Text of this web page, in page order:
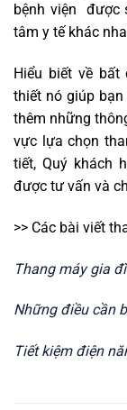
bệnh viện được
tâm y tế khác
Hiểu biết về
thiết nó giúp
thêm những
vực lựa chọn
tiết, Quý khách
được tư vấn và
>> Các bài viết
Thang máy gia
Những điều cần
Tiết kiệm điện